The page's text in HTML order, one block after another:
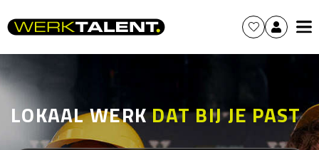
LOKAAL WERKDAT BIJ JE PAST